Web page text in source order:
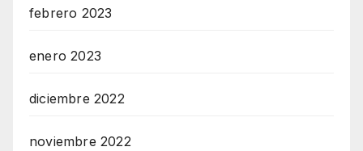
febrero 2023
enero 2023
diciembre 2022
noviembre 2022